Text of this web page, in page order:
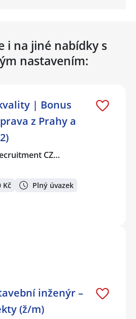
i na jiné nabídky s
nastavením:
| Bonus
z Prahy a
CZ…
Kč Plný úvazek
inženýr –
(ž/m)